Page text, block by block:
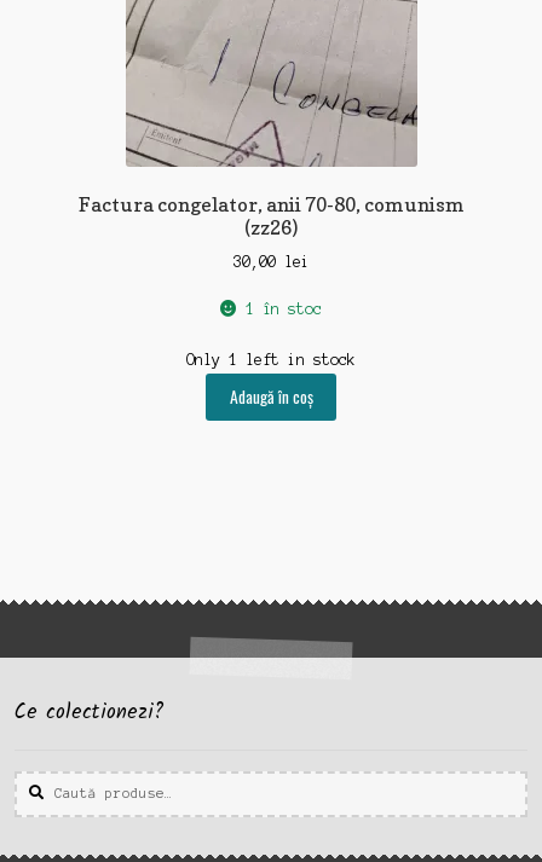
Factura congelator, anii 70-80, comunism
(zz26)
30,00 lei
1 în stoc
Only 1 left in stock
Adaugă în coș
Ce colectionezi?
Caută
după:
Caută